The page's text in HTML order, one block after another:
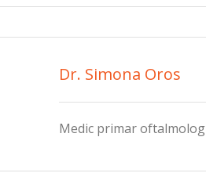
Dr. Simona Oros
Medic primar oftalmolog